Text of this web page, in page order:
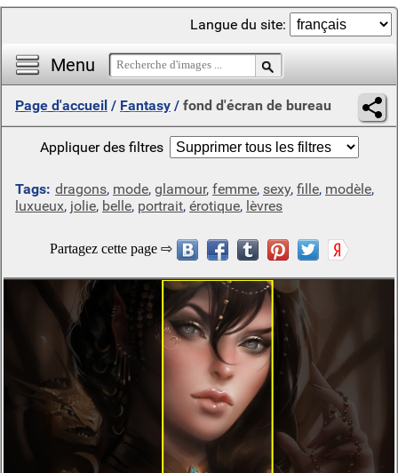
Menu
Langue du site:
Page d'accueil / Fantasy / fond d'écran de bureau
Appliquer des filtres
Tags: dragons, mode, glamour, femme, sexy, fille, modèle,
luxueux, jolie, belle, portrait, érotique, lèvres